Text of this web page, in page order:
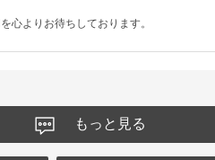
心よりお待ちしております。
もっと見る